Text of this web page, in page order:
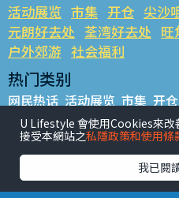
活动展览 市集 开仓 尖沙
元朗好去处 荃湾好去处 旺
户外郊游 社会福利
热门类别
网民热话 活动展览 市集 开仓
铜锣湾好去处 元朗好去处 荃
餐厅情报 户外郊游
热门标签
#UGO揾好去处 #人气活动推
U Lifestyle 會使用Cookies來改
接受本網站之私隱政策和使用條
我已閱